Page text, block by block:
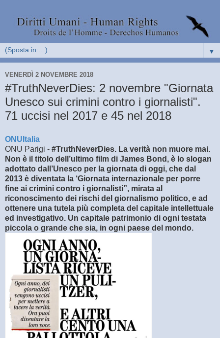
▼
VENERDÌ 2 NOVEMBRE 2018
#TruthNeverDies: 2 novembre "Giornata
Unesco sui crimini contro i giornalisti".
71 uccisi nel 2017 e 45 nel 2018
ONUItalia
ONU Parigi - #TruthNeverDies. La verità non muore mai.
Non è il titolo dell’ultimo film di James Bond, è lo slogan
adottato dall’Unesco per la giornata di oggi, che dal
2013 è diventata la ‘Giornata internazionale per porre
fine ai crimini contro i giornalisti”, mirata al
riconoscimento dei rischi del giornalismo politico, e ad
ottenere una tutela più completa del capitale intellettuale
ed investigativo. Un capitale patrimonio di ogni testata
piccola o grande che sia, in ogni paese del mondo.